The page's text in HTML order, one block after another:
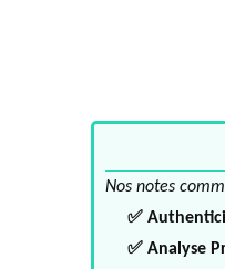
Nos notes
✅
✅ Analyse